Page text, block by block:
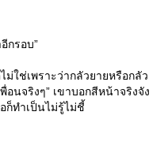
กรอบ”
ม่ใช่เพราะว่ากลัวยายหรือกลัว
นจริงๆ” เขาบอกสีหน้าจริงจัง
ก็ทำเป็นไม่รู้ไม่ชี้